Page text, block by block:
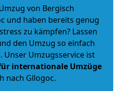
von Bergisch
und haben bereits genug
zu kämpfen? Lassen
den Umzug so einfach
Unser Umzugsservice ist
internationale Umzüge
nach Gllogoc.